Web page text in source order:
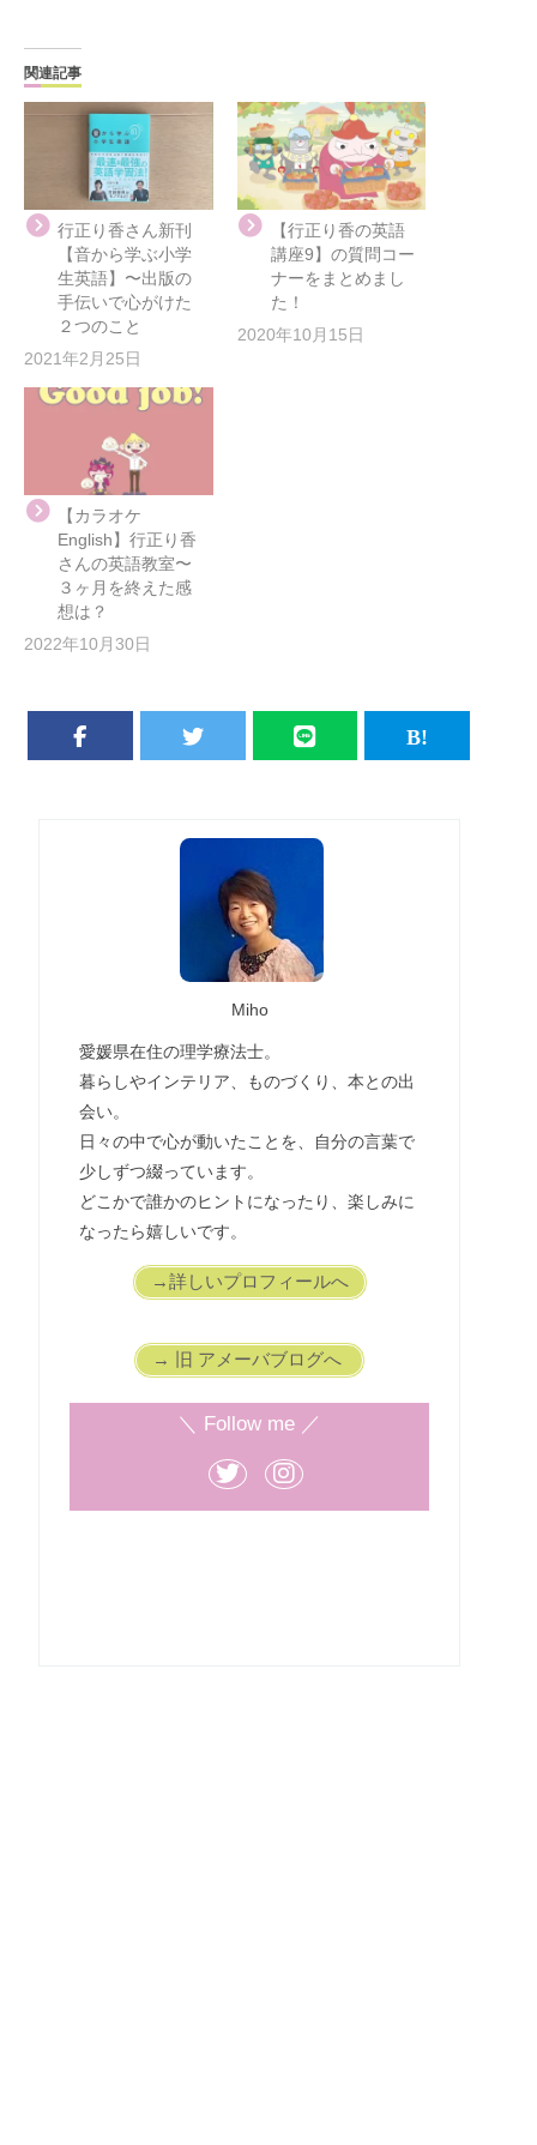
関連記事
行正り香さん新刊
【音から学ぶ小学
生英語】〜出版の
手伝いで心がけた
２つのこと
2021年2月25日
【行正り香の英語
講座9】の質問コー
ナーをまとめまし
た！
2020年10月15日
【カラオケ
English】行正り香
さんの英語教室〜
３ヶ月を終えた感
想は？
2022年10月30日
Miho
愛媛県在住の理学療法士。
暮らしやインテリア、ものづくり、本との出
会い。
日々の中で心が動いたことを、自分の言葉で
少しずつ綴っています。
どこかで誰かのヒントになったり、楽しみに
なったら嬉しいです。
→詳しいプロフィールへ
→ 旧 アメーバブログへ
＼ Follow me ／